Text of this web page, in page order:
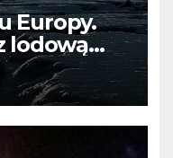
Europy.
lodową